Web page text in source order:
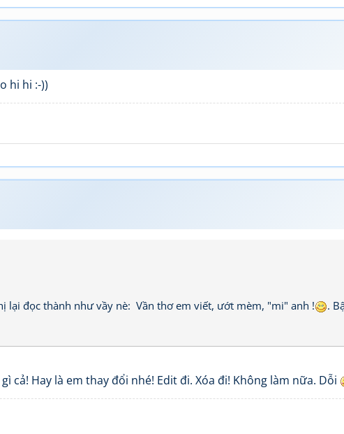
hi hi :-))
lại đọc thành như vầy nè: Vần thơ em viết, ướt mèm, "mi" anh !
.
cả! Hay là em thay đổi nhé! Edit đi. Xóa đi! Không làm nữa. Dỗi